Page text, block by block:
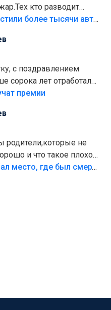
кто разводит
полно
В тольяттинский лес не пустили более тысячи автомобилей
с поздравлением
сорока лет отработали
премии
родители,которые не
и что такое плохо!
безумия,есть же
«Попал на пику»: СК показал место, где был смертельно травмирован ребенок в Тольятти